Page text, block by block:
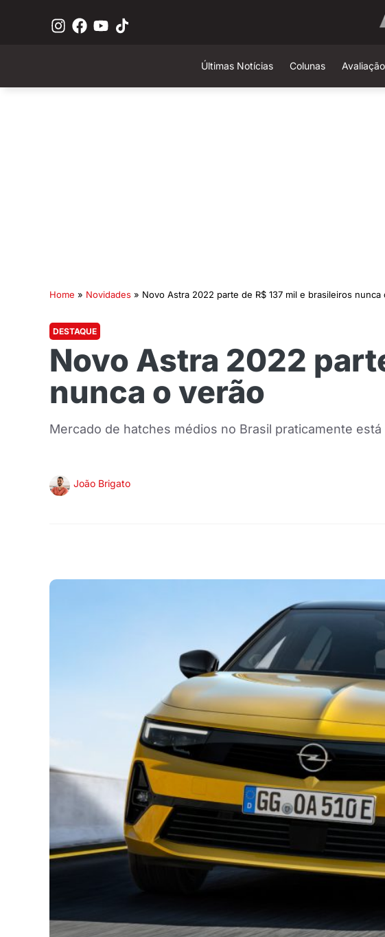
Últimas Notícias Colunas Avaliação
Home » Novidades » Novo Astra 2022 parte de R$ 137 mil e brasileiros nunca
DESTAQUE
Novo Astra 2022
nunca o verão
Mercado de hatches médios no Brasil praticamente
João Brigato